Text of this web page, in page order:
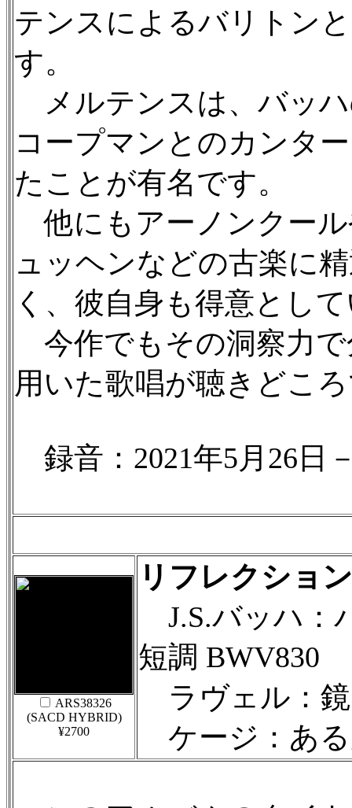
テンスによるバリトン
す。
メルテンスは、バッ
コープマンとのカンタ
たことが有名です。
他にもアーノンクー
ュッヘンなどの古楽に
く、彼自身も得意とし
今作でもその洞察力
用いた歌唱が聴きどこ
録音：2021年5月26日
ARS38326
(SACD HYBRID)
¥2700
リフレクショ
J.S.バッハ：
短調 BWV830
ラヴェル：鏡
ケージ：あ